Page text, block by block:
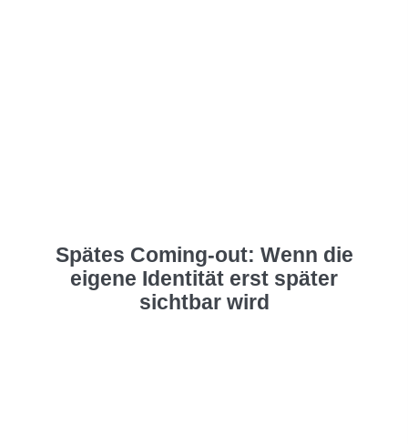
Spätes Coming-out: Wenn die
eigene Identität erst später
sichtbar wird